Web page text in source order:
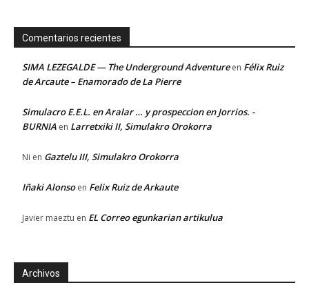
Comentarios recientes
SIMA LEZEGALDE — The Underground Adventureen Félix Ruiz
de Arcaute – Enamorado de La Pierre
Simulacro E.E.L. en Aralar … y prospeccion en Jorrios. -
BURNIA en Larretxiki II, Simulakro Orokorra
Ni en Gaztelu III, Simulakro Orokorra
Iñaki Alonsoen Felix Ruiz de Arkaute
Javier maeztu en EL Correo egunkarian artikulua
Archivos